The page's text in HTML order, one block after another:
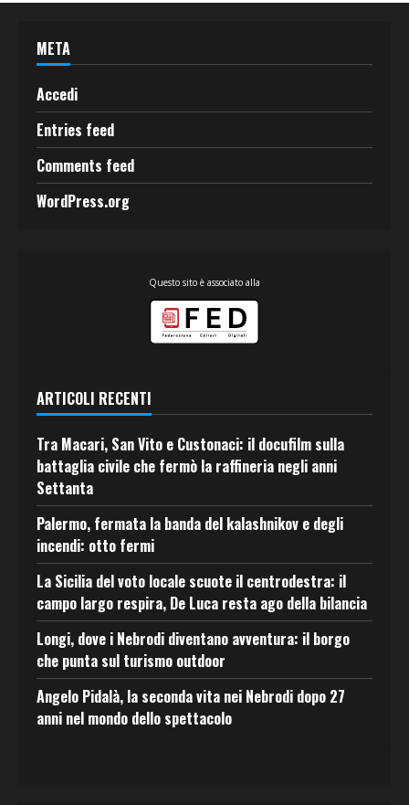
META
Accedi
Entries feed
Comments feed
WordPress.org
Questo sito è associato alla
ARTICOLI RECENTI
Tra Macari, San Vito e Custonaci: il docufilm sulla
battaglia civile che fermò la raffineria negli anni
Settanta
Palermo, fermata la banda del kalashnikov e degli
incendi: otto fermi
La Sicilia del voto locale scuote il centrodestra: il
campo largo respira, De Luca resta ago della bilancia
Longi, dove i Nebrodi diventano avventura: il borgo
che punta sul turismo outdoor
Angelo Pidalà, la seconda vita nei Nebrodi dopo 27
anni nel mondo dello spettacolo